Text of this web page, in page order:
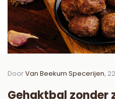
DoorVan Beekum Specerijen,
Gehaktbal zonder